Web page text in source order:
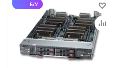
Б/У